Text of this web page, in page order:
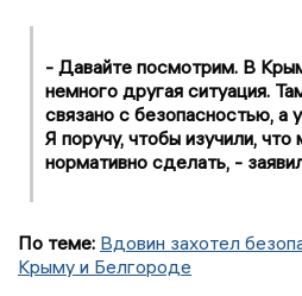
- Давайте посмотрим. В
немного другая ситуация.
связано с безопасностью, а
Я поручу, чтобы изучили,
нормативно сделать, -
По теме: Вдовин захотел
Крыму и Белгороде